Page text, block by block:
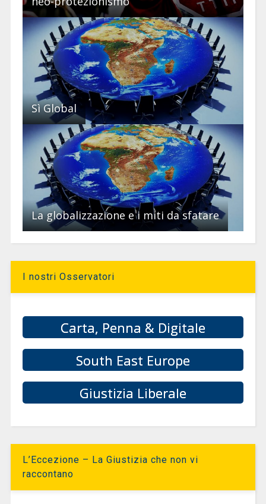
Sì Global
La globalizzazione e i miti da sfatare
I nostri Osservatori
Carta, Penna & Digitale
South East Europe
Giustizia Liberale
L’Eccezione – La Giustizia che non vi
raccontano